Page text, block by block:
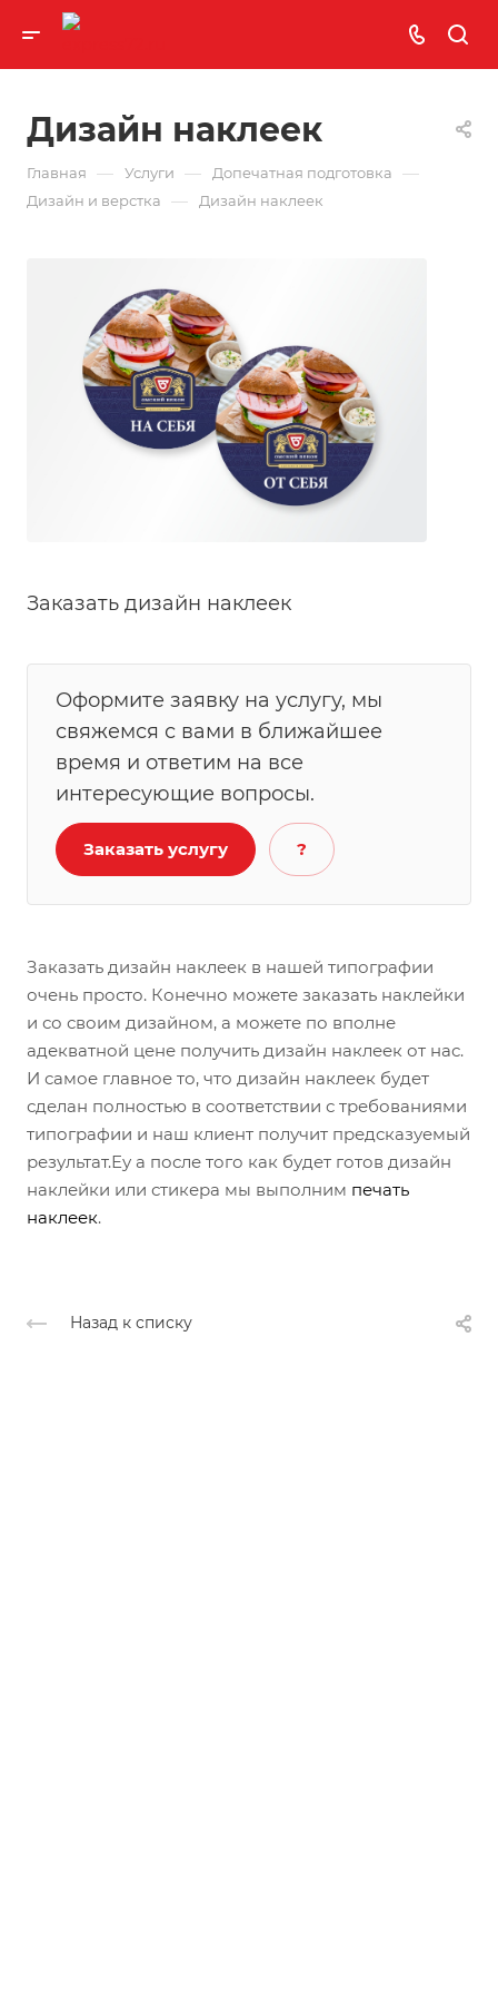
Дизайн наклеек
Главная — Услуги — Допечатная подготовка —
Дизайн и верстка — Дизайн наклеек
Заказать дизайн наклеек
Оформите заявку на услугу, мы
свяжемся с вами в ближайшее
время и ответим на все
интересующие вопросы.
Заказать услугу ?
Заказать дизайн наклеек в нашей типографии
очень просто. Конечно можете заказать наклейки
и со своим дизайном, а можете по вполне
адекватной цене получить дизайн наклеек от нас.
И самое главное то, что дизайн наклеек будет
сделан полностью в соответствии с требованиями
типографии и наш клиент получит предсказуемый
результат.Еу а после того как будет готов дизайн
наклейки или стикера мы выполним печать
наклеек.
Назад к списку